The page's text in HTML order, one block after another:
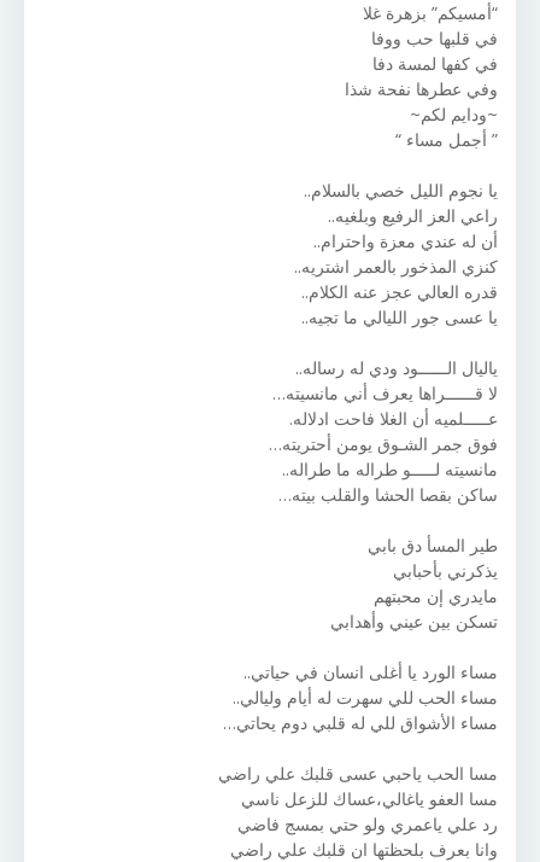
“أمسيكم” بزهرة غلا
في قلبها حب ووفا
في كفها لمسة دفا
وفي عطرها نفحة شذا
~ودايم لكم~
” أجمل مساء “
يا نجوم الليل خصي بالسلام..
راعي العز الرفيع وبلغيه..
أن له عندي معزة واحترام..
كنزي المذخور بالعمر اشتريه..
قدره العالي عجز عنه الكلام..
يا عسى جور الليالي ما تجيه..
ياليال الــــــود ودي له رساله..
لا قــــــراها يعرف أني مانسيته…
عـــــلميه أن الغلا فاحت ادلاله.
فوق جمر الشـوق يومن أحتريته…
مانسيته لـــــو طراله ما طراله..
ساكن بقصا الحشا والقلب بيته…
طير المسأ دق بابي
مايدري إن محبتهم
مساء الورد يا أغلى انسان في حياتي..
مساء الحب للي سهرت له أيام وليالي..
مساء الأشواق للي له قلبي دوم يحاتي…
مسا الحب ياحبي عسى قلبك علي راضي
مسا العفو ياغالي،عساك للزعل ناسي
رد علي ياعمري ولو حتي بمسج فاضي
وانا بعرف بلحظتها ان قلبك علي راضي